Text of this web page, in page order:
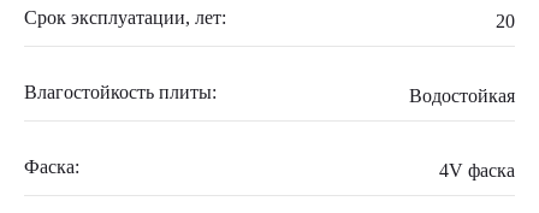
Срок эксплуатации, лет: 20
Влагостойкость плиты: Водостойкая
Фаска: 4V фаска